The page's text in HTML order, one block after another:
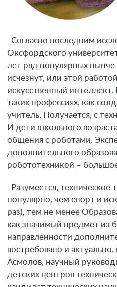
Согласно последним
Оксфордского
лет ряд популярных
исчезнут, или этой
искусственный интеллект.
таких профессиях, как
учитель. Получается, с
И дети школьного
общения с роботами.
дополнительного
робототехникой –
Разумеется, техническое
популярно, чем спорт и
раз), тем не менее
как значимый предмет из
направленности
востребовано и
Асмолов, научный
детских центров